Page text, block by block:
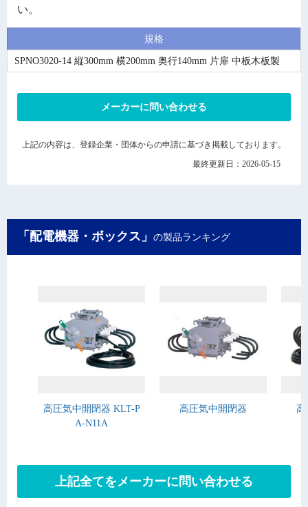
い。
規格
SPNO3020-14 縦300mm 横200mm 奥行140mm 片扉 中板木板製
メーカーに問い合わせる
上記の内容は、登録企業・団体からの申請に基づき掲載しております。
最終更新日：2026-05-15
「配電機器・ボックス」 の製品ランキング
高圧気中開閉器 KLT-P
A-N11A
高圧気中開閉器 高
上記全てをメーカーに問い合わせる